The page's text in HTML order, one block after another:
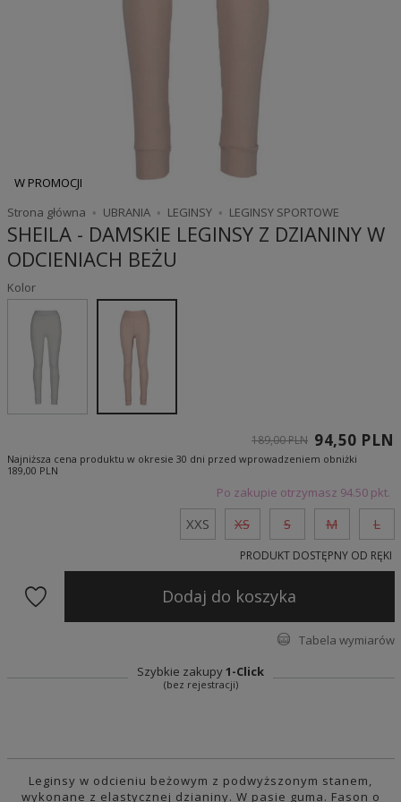
W PROMOCJI
Strona główna
UBRANIA LEGINSY LEGINSY SPORTOWE
SHEILA - DAMSKIE LEGINSY Z DZIANINY W
ODCIENIACH BEŻU
Kolor
Po zakupie otrzymasz 94.50 pkt.
94,50 PLN
189,00 PLN
Najniższa cena produktu w okresie 30 dni przed wprowadzeniem obniżki
189,00 PLN
Tabela wymiarów
XXS XS S M L
Dodaj do koszyka
Szybkie zakupy1-Click
(bez rejestracji)
PRODUKT DOSTĘPNY OD RĘKI
Leginsy w odcieniu beżowym z podwyższonym stanem,
wykonane z elastycznej dzianiny. W pasie guma. Fason o